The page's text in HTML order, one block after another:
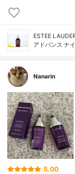
ESTEE
アドバンス ナ
Nanarin
5.00